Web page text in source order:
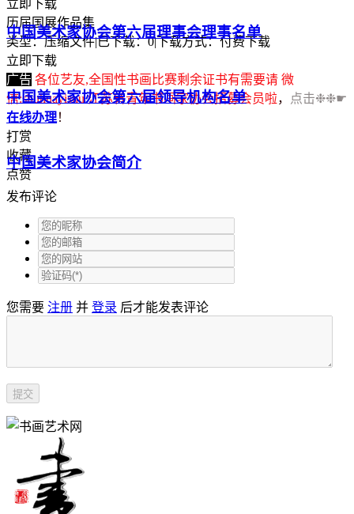
立即下载
历届国展作品集
类型：压缩文件|已下载：0|下载方式：付费下载
立即下载
广告 各位艺友,全国性书画比赛剩余证书有需要请 微
信:shuhuayishu 江苏省青年书画家协会招募会员啦，
点击❉❉☛
在线办理！
打赏
收藏
点赞
中国美术家协会第六届理事会理事名单
中国美术家协会第六届领导机构名单
中国美术家协会简介
发布评论
您需要 注册 并 登录 后才能发表评论